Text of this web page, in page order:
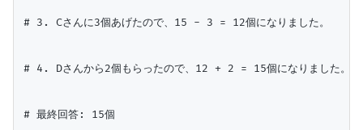
# 3. Cさんに3個あげたので、15 - 3 = 12個になりました。
# 4. Dさんから2個もらったので、12 + 2 = 15個になりました。
# 最終回答: 15個